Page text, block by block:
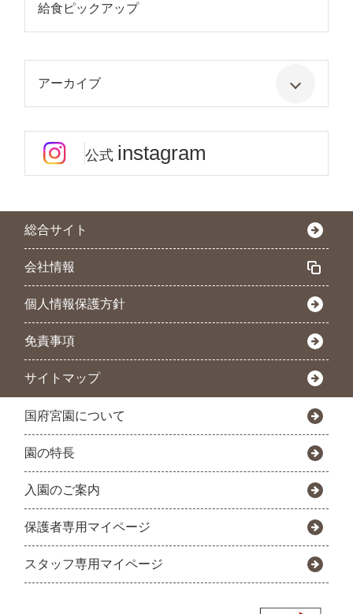
給食ピックアップ
アーカイブ
公式 instagram
総合サイト
会社情報
個人情報保護方針
免責事項
サイトマップ
国府宮園について
園の特長
入園のご案内
保護者専用マイページ
スタッフ専用マイページ